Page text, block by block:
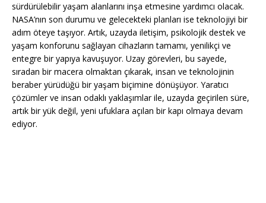
sürdürülebilir yaşam alanlarını inşa etmesine yardımcı olacak.
NASA’nın son durumu ve gelecekteki planları ise teknolojiyi bir
adım öteye taşıyor. Artık, uzayda iletişim, psikolojik destek ve
yaşam konforunu sağlayan cihazların tamamı, yenilikçi ve
entegre bir yapıya kavuşuyor. Uzay görevleri, bu sayede,
sıradan bir macera olmaktan çıkarak, insan ve teknolojinin
beraber yürüdüğü bir yaşam biçimine dönüşüyor. Yaratıcı
çözümler ve insan odaklı yaklaşımlar ile, uzayda geçirilen süre,
artık bir yük değil, yeni ufuklara açılan bir kapı olmaya devam
ediyor.